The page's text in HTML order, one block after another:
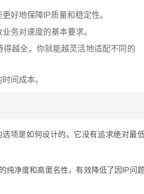
好地保障IP质量和稳定性。
务对速度的基本要求。
越全，你就能越灵活地适配不同的
间成本。
项是如何设计的。它没有追求绝对最
纯净度和高匿名性，有效降低了因IP问